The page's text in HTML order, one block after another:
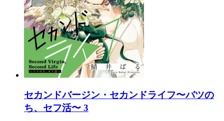
セカンドバージン・セカンドライフ〜バツの
ち、セフ活〜 3